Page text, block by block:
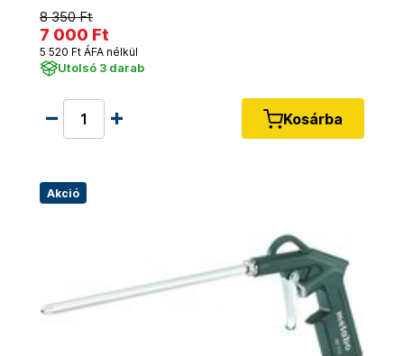
8 350 Ft
7 000 Ft
5 520 Ft ÁFA nélkül
Utolsó 3 darab
Kosárba
Akció